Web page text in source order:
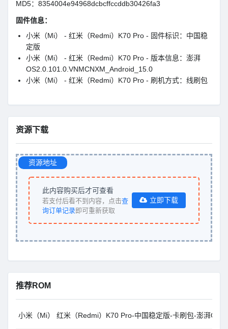
MD5：8354004e94968dcbcffccddb30426fa3
固件信息：
小米（Mi） - 红米（Redmi）K70 Pro - 固件标识：中国稳
定版
小米（Mi） - 红米（Redmi）K70 Pro - 版本信息：澎湃
OS2.0.101.0.VNMCNXM_Android_15.0
小米（Mi） - 红米（Redmi）K70 Pro - 刷机方式：线刷包
资源下载
资源地址
此内容购买后才可查看
若支付后看不到内容，点击查
询订单记录即可重新获取
立即下载
推荐ROM
小米（Mi） 红米（Redmi）K70 Pro-中国稳定版-卡刷包-澎湃